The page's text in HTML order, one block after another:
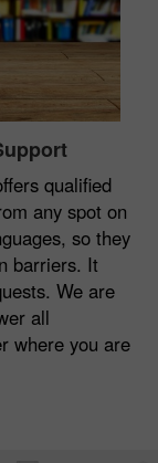
qualified
any spot on
so they
barriers. It
We are
all
where you are